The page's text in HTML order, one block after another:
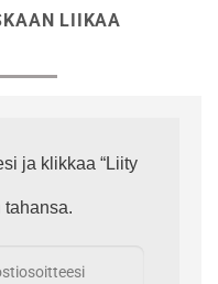
LIIKAA
ja klikkaa “Liity